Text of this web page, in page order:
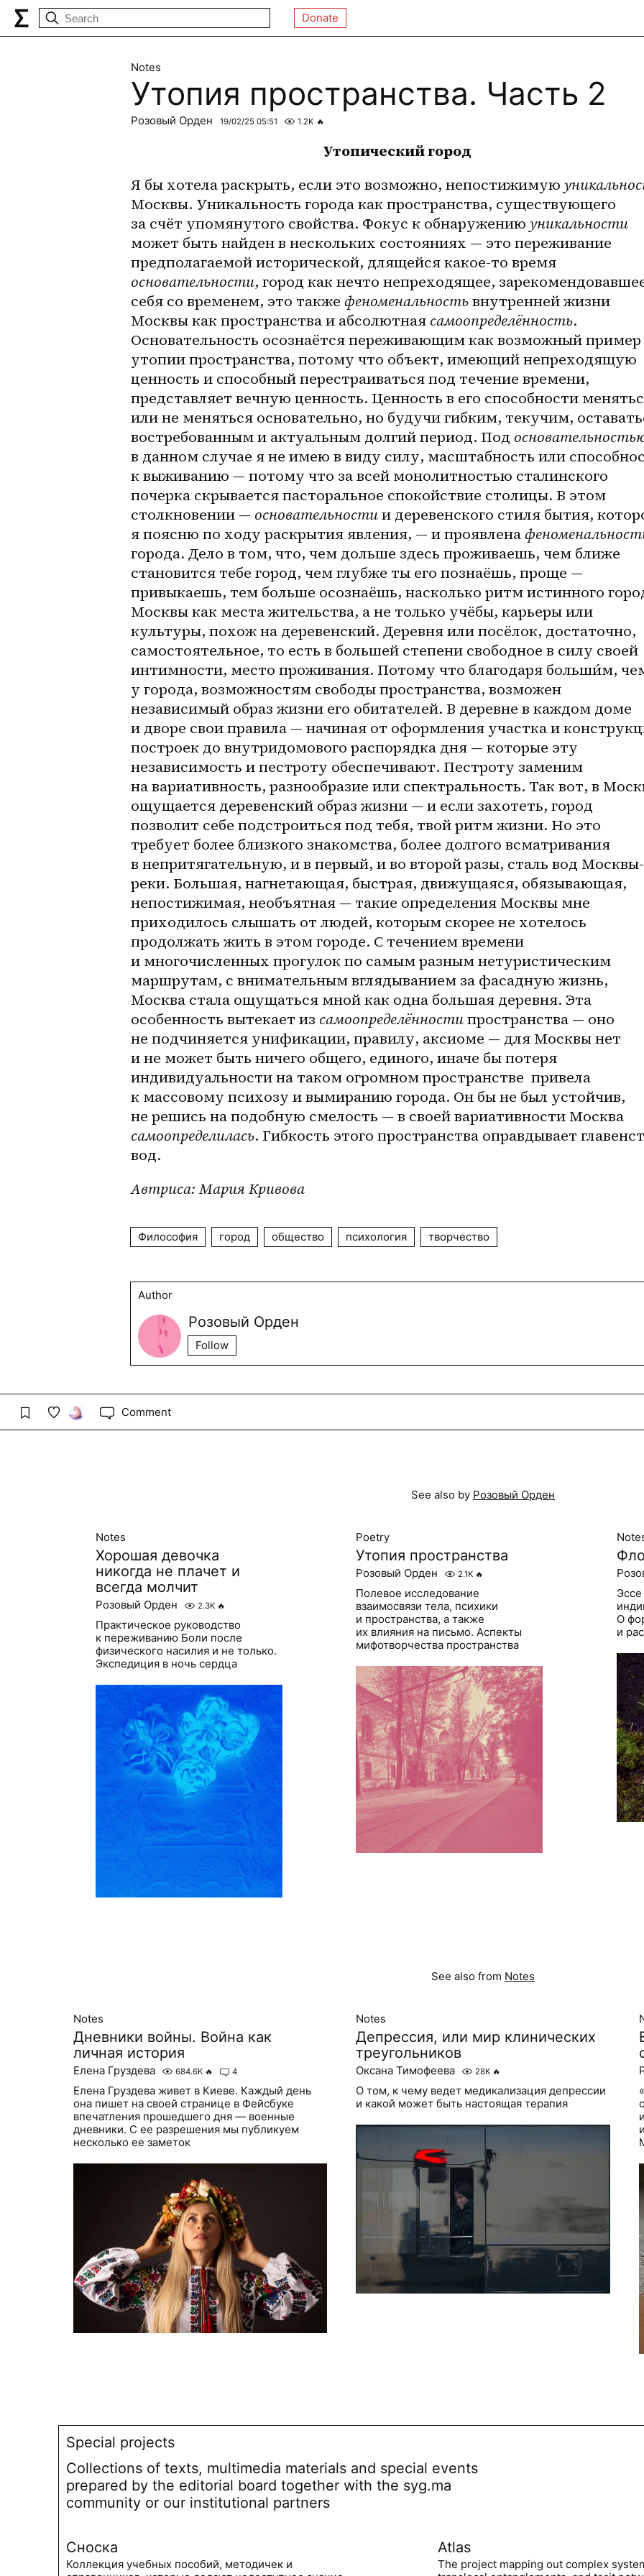
Donate
Notes
Утопия пространства. Часть 2
Розовый Орден 19/02/25 05:51 1.2K 🔥
Утопический город
Я бы хотела раскрыть, если это возможно, непостижимую
Москвы. Уникальность города как пространства, существующего
за счёт упомянутого свойства. Фокус к обнаружению уникальности
может быть найден в нескольких состояниях — это переживание
основательности, город как нечто непреходящее,
себя со временем, это также феноменальность внутренней жизни
Москвы как пространства и абсолютная самоопределённость.
Основательность осознаётся переживающим как возможный пример
утопии пространства, потому что объект, имеющий непреходящую
ценность и способный перестраиваться под течение времени,
представляет вечную ценность. Ценность в его способности
или не меняться основательно, но будучи гибким, текучим,
востребованным и актуальным долгий период. Под
в данном случае я не имею в виду силу, масштабность или
к выживанию — потому что за всей монолитностью сталинского
почерка скрывается пасторальное спокойствие столицы. В этом
столкновении — основательности и деревенского стиля бытия,
я поясню по ходу раскрытия явления, — и проявлена
города. Дело в том, что, чем дольше здесь проживаешь, чем ближе
становится тебе город, чем глубже ты его познаёшь, проще —
привыкаешь, тем больше осознаёшь, насколько ритм истинного
Москвы как места жительства, а не только учёбы, карьеры или
культуры, похож на деревенский. Деревня или посёлок, достаточно,
самостоятельное, то есть в большей степени свободное в силу своей
интимности, место проживания. Потому что благодаря больши́м,
у города, возможностям свободы пространства, возможен
независимый образ жизни его обитателей. В деревне в каждом доме
и дворе свои правила — начиная от оформления участка и
построек до внутридомового распорядка дня — которые эту
независимость и пестроту обеспечивают. Пестроту заменим
на вариативность, разнообразие или спектральность. Так вот, в
ощущается деревенский образ жизни — и если захотеть, город
позволит себе подстроиться под тебя, твой ритм жизни. Но это
требует более близкого знакомства, более долгого всматривания
в непритягательную, и в первый, и во второй разы, сталь вод Москвы-
реки. Большая, нагнетающая, быстрая, движущаяся, обязывающая,
непостижимая, необъятная — такие определения Москвы мне
приходилось слышать от людей, которым скорее не хотелось
продолжать жить в этом городе. С течением времени
и многочисленных прогулок по самым разным нетуристическим
маршрутам, с внимательным вглядыванием за фасадную жизнь,
Москва стала ощущаться мной как одна большая деревня. Эта
особенность вытекает из самоопределённости пространства — оно
не подчиняется унификации, правилу, аксиоме — для Москвы нет
и не может быть ничего общего, единого, иначе бы потеря
индивидуальности на таком огромном пространстве  привела
к массовому психозу и вымиранию города. Он бы не был устойчив,
самоопределилась. Гибкость этого пространства оправдывает
вод.
Автриса: Мария Кривова
Философия город общество психология творчество
Author
Розовый Орден
Follow
Comment
See also by Розовый Орден
Notes
Хорошая девочка
никогда не плачет и
всегда молчит
Розовый Орден 2.3K 🔥
Практическое руководство
к переживанию Боли после
физического насилия и не только.
Экспедиция в ночь сердца
Poetry
Утопия пространства
Розовый Орден 2.1K 🔥
Полевое исследование
взаимосвязи тела, психики
и пространства, а также
их влияния на письмо. Аспекты
мифотворчества пространства
О
и
See also from Notes
Notes
Дневники войны. Война как
личная история
Елена Груздева 684.6K 🔥 4
Елена Груздева живет в Киеве. Каждый день
она пишет на своей странице в Фейсбуке
впечатления прошедшего дня — военные
дневники. С ее разрешения мы публикуем
несколько ее заметок
Notes
Депрессия, или мир клинических
треугольников
Оксана Тимофеева 28K 🔥
О том, к чему ведет медикализация депрессии
и какой может быть настоящая терапия
Special projects
Collections of texts, multimedia materials and special events
prepared by the editorial board together with the syg.ma
community or our institutional partners
Сноска
Коллекция учебных пособий, методичек и
Atlas
The project mapping out complex